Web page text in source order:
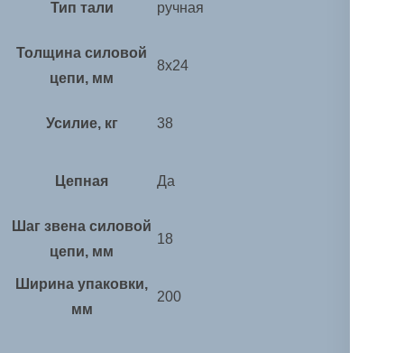
Тип тали ручная
Толщина силовой
цепи, мм
8х24
Усилие, кг 38
Цепная Да
Шаг звена силовой
цепи, мм
18
Ширина упаковки,
мм
200